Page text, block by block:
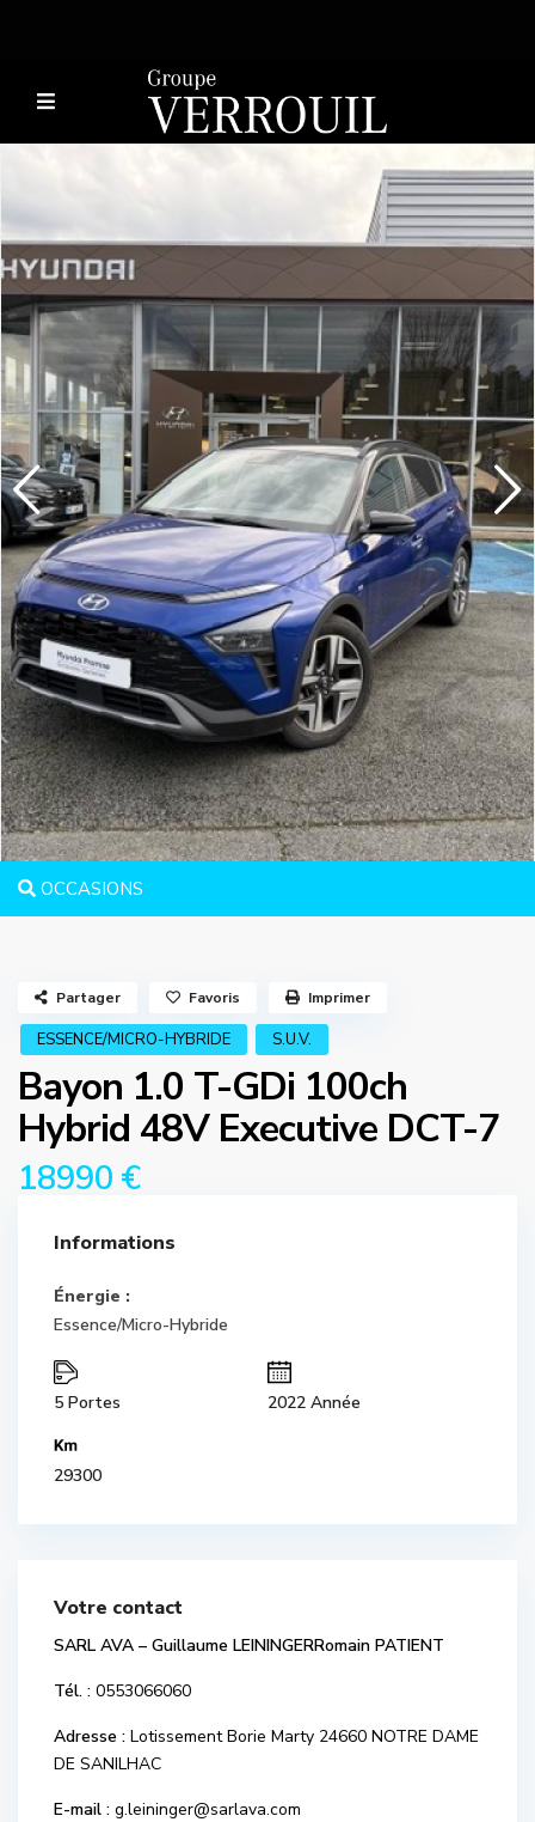
OCCASIONS
ESSENCE/MICRO-HYBRIDE S.U.V.
Bayon 1.0 T-GDi 100ch
Hybrid 48V Executive DCT-7
18990 €
Partager Favoris Imprimer
Informations
Énergie :
Essence/Micro-Hybride
5 Portes 2022 Année
29300
Votre contact
SARL AVA – Guillaume LEININGERRomain PATIENT
Tél. : 0553066060
Adresse : Lotissement Borie Marty 24660 NOTRE DAME
DE SANILHAC
E-mail : g.leininger@sarlava.com